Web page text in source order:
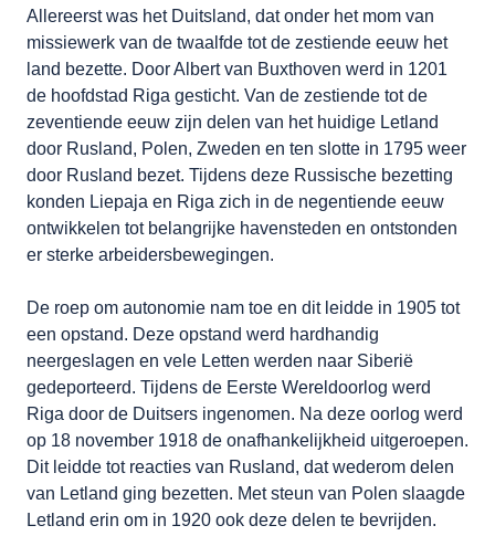
Allereerst was het Duitsland, dat onder het mom van
missiewerk van de twaalfde tot de zestiende eeuw het
land bezette. Door Albert van Buxthoven werd in 1201
de hoofdstad Riga gesticht. Van de zestiende tot de
zeventiende eeuw zijn delen van het huidige Letland
door Rusland, Polen, Zweden en ten slotte in 1795 weer
door Rusland bezet. Tijdens deze Russische bezetting
konden Liepaja en Riga zich in de negentiende eeuw
ontwikkelen tot belangrijke havensteden en ontstonden
er sterke arbeidersbewegingen.
De roep om autonomie nam toe en dit leidde in 1905 tot
een opstand. Deze opstand werd hardhandig
neergeslagen en vele Letten werden naar Siberië
gedeporteerd. Tijdens de Eerste Wereldoorlog werd
Riga door de Duitsers ingenomen. Na deze oorlog werd
op 18 november 1918 de onafhankelijkheid uitgeroepen.
Dit leidde tot reacties van Rusland, dat wederom delen
van Letland ging bezetten. Met steun van Polen slaagde
Letland erin om in 1920 ook deze delen te bevrijden.